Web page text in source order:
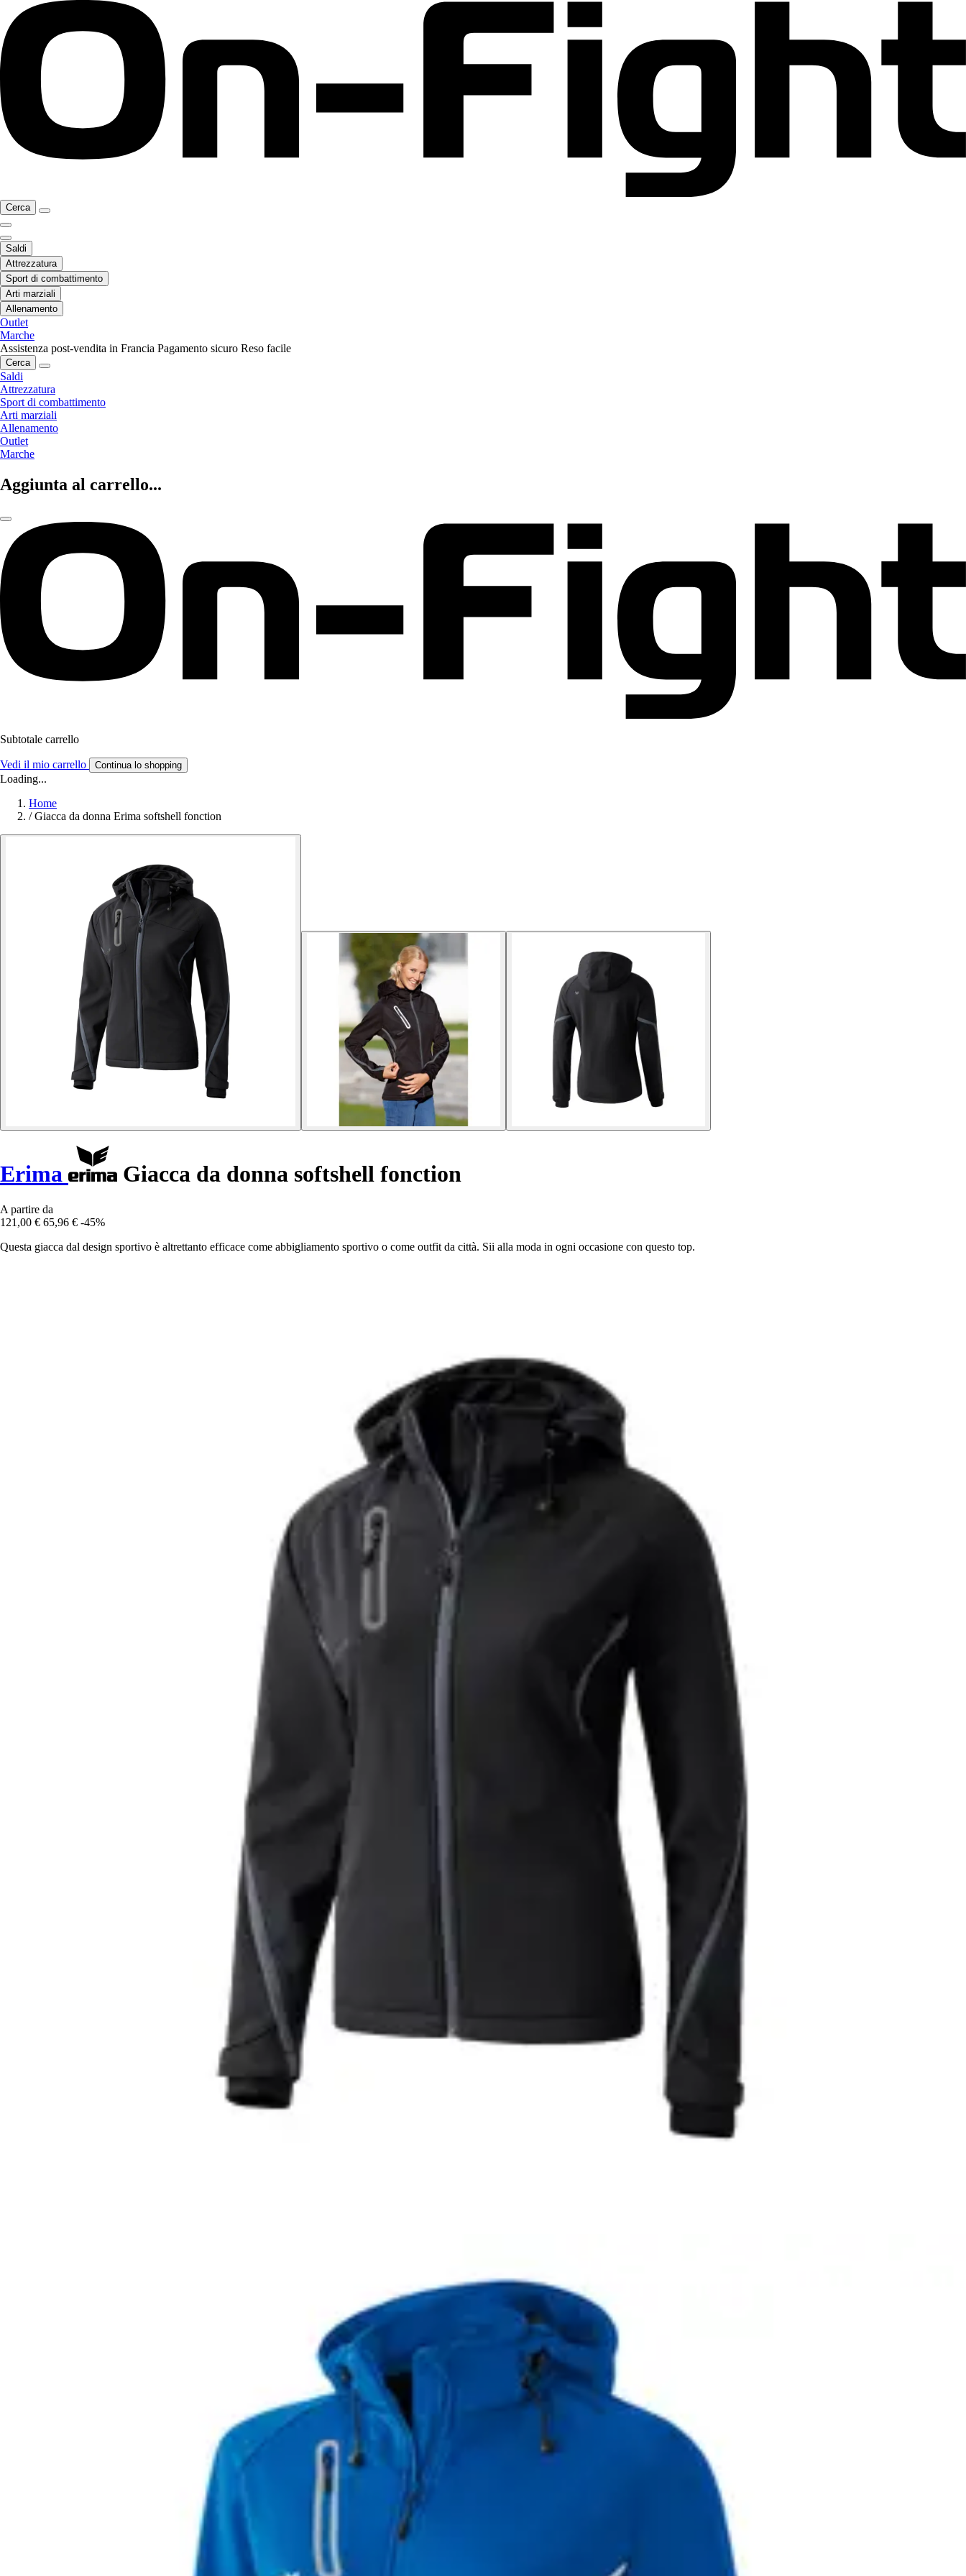
Cerca
Saldi
Attrezzatura
Sport di combattimento
Arti marziali
Allenamento
Outlet
Marche
Assistenza post-vendita in Francia Pagamento sicuro Reso facile
Cerca
Saldi
Attrezzatura
Sport di combattimento
Arti marziali
Allenamento
Outlet
Marche
Aggiunta al carrello...
Subtotale carrello
Vedi il mio carrello Continua lo shopping
Loading...
Home
/ Giacca da donna Erima softshell fonction
Erima Giacca da donna softshell fonction
A partire da
121,00 € 65,96 € -45%
Questa giacca dal design sportivo è altrettanto efficace come abbigliamento sportivo o come outfit da città. Sii alla moda in ogni occasione con questo top.